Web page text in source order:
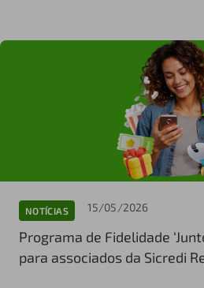
NOTÍCIAS 15/05/2026
Programa de Fidelidade
para associados da Sicredi